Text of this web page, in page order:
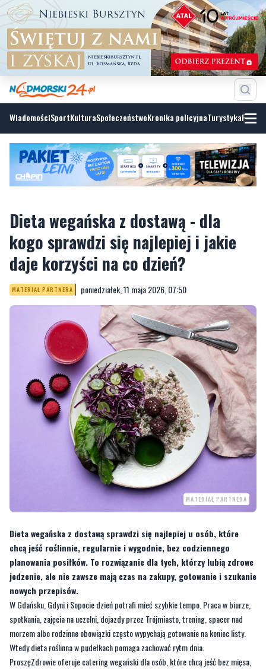
WiadomościSportKulturaSpołeczeństwoKronika policyjnaTurystyka
Dieta wegańska z dostawą - dla
kogo sprawdzi się najlepiej i jakie
daje korzyści na co dzień?
MATERIAŁ PARTNERA poniedziałek, 11 maja 2026, 07:50
MATERIAŁ PARTNERA
Dieta wegańska z dostawą sprawdzi się najlepiej u osób, które
chcą jeść roślinnie, regularnie i wygodnie, bez codziennego
planowania posiłków. To rozwiązanie dla tych, którzy lubią zdrowe
jedzenie, ale nie zawsze mają czas na zakupy, gotowanie i szukanie
nowych przepisów.
W Gdańsku, Gdyni i Sopocie dzień potrafi mieć szybkie tempo. Praca w biurze,
spotkania, zajęcia na uczelni, dojazdy przez Trójmiasto, trening, spacer nad
morzem albo rodzinne obowiązki często wypychają gotowanie na koniec listy.
Wtedy dieta roślinna w pudełkach pomaga zachować rytm dnia.
ProszęZdrowie oferuje catering wegański dla osób, które chcą jeść bez mięsa,